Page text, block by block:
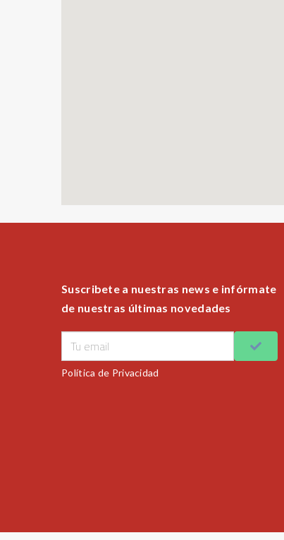
Suscribete a nuestras news e infórmate
de nuestras últimas novedades
Política de Privacidad